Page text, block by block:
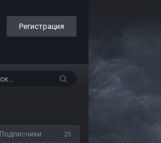
Регистрация
Подписчики 25